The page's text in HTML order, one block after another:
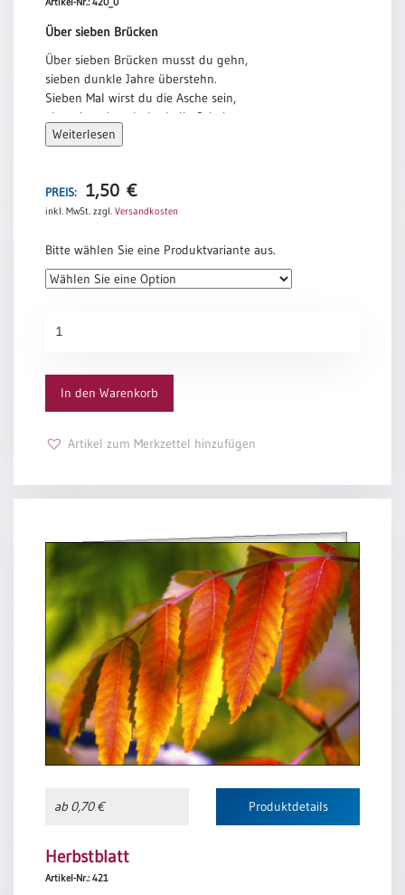
Über sieben Brücken
Über sieben Brücken musst du gehn,
sieben dunkle Jahre überstehn.
Sieben Mal wirst du die Asche sein,
aber einmal auch der helle Schein.
Helmut Richter
Weiterlesen
PREIS: 1,50 €
inkl. MwSt. zzgl. Versandkosten
Bitte wählen Sie eine Produktvariante aus.
sieben
Menge
In den Warenkorb
Artikel zum Merkzettel hinzufügen
ab 0,70 € Produktdetails
Herbstblatt
Artikel-Nr.: 421